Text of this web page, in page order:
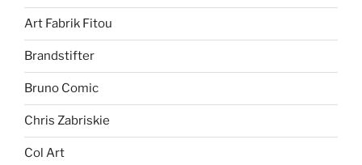
Art Fabrik Fitou
Brandstifter
Bruno Comic
Chris Zabriskie
Col Art